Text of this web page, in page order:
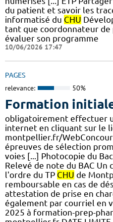
du patient et savoir les
informatisé du CHU
tant que coordonnateur de
évaluer son programme
10/06/2026 17:47
PAGES
relevance: 50%
Formation
obligatoirement effectuer
internet en cliquant sur le
montpellier.fr/
épreuves de sélection
voies [...] Photocopie du
Relevé de note du BAC Un
l'ordre du TP CHU de
remboursable en cas de
attestation de prise en
également par courriel en
2025 à formation-prep-